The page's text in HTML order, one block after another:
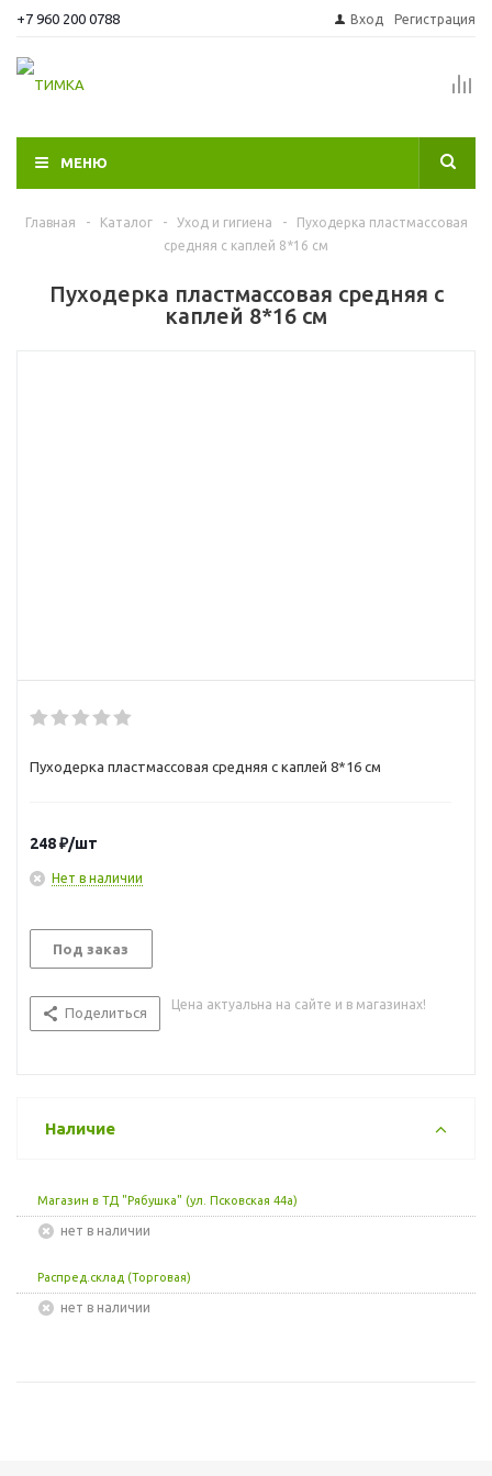
+7 960 200 0788 Вход Регистрация
МЕНЮ
Главная - Каталог - Уход и гигиена -
Пуходерка пластмассовая
средняя с каплей 8*16 см
Пуходерка пластмассовая средняя с
каплей 8*16 см
Пуходерка пластмассовая средняя с каплей 8*16 см
248₽/шт
Нет в наличии
Под заказ
Поделиться
Цена актуальна на сайте и в магазинах!
Наличие
Магазин в ТД "Рябушка" (ул. Псковская 44а)
Нет в наличии
Распред.склад (Торговая)
Нет в наличии